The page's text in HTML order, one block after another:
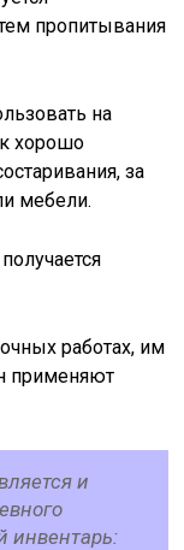
пропитывания
на
хорошо
за
мебели.
работах, им
применяют
и
инвентарь: